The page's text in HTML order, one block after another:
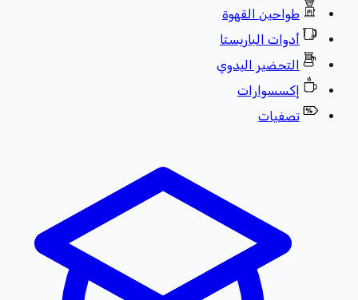
طواحين القهوة
أدوات الباريستا
التحضير اليدوي
إكسسوارات
تصفيات